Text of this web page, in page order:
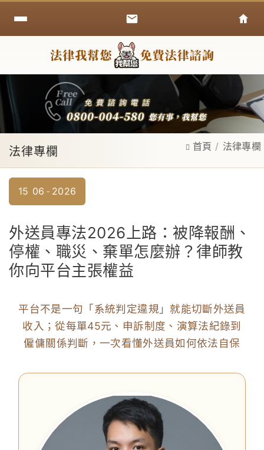
法律專欄 首頁 法律專欄
15 06 2026
外送員專法2026上路：被降報酬、
停權、職災、棄單怎麼辦？律師教
你向平台主張權益
平台不是一句「系統判定違規」就能切斷外送員
收入；從每單45元、申訴制度、演算法紀錄到
僱傭關係判斷，一次看懂外送員如何依法自保